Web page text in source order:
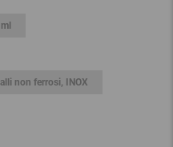
non ferrosi, INOX